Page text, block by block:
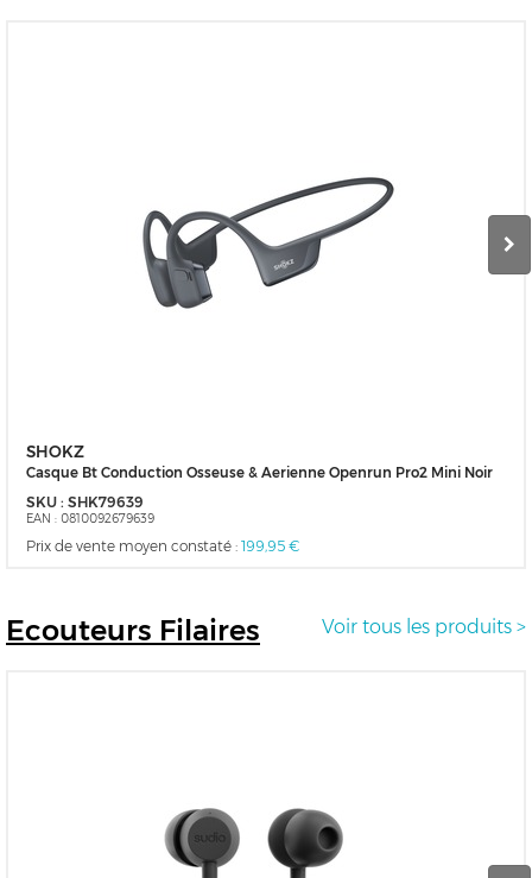
SHOKZ
Casque Bt Conduction Osseuse & Aerienne Openrun Pro2 Mini Noir
SKU : SHK79639
EAN : 0810092679639
Prix de vente moyen constaté : 199,95 €
Voir tous les produits >
Ecouteurs Filaires